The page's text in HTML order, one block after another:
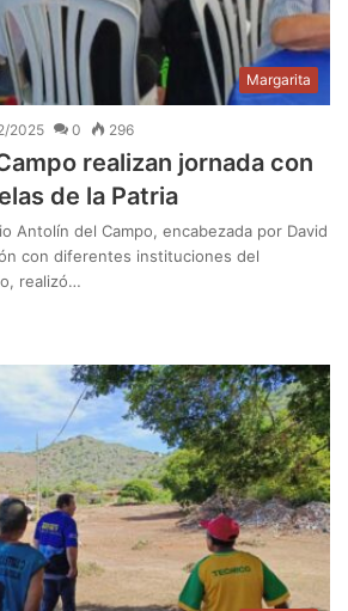
Margarita
2025 0 296
realizan jornada con
de la Patria
Antolín del Campo, encabezada por David
con diferentes instituciones del
realizó…